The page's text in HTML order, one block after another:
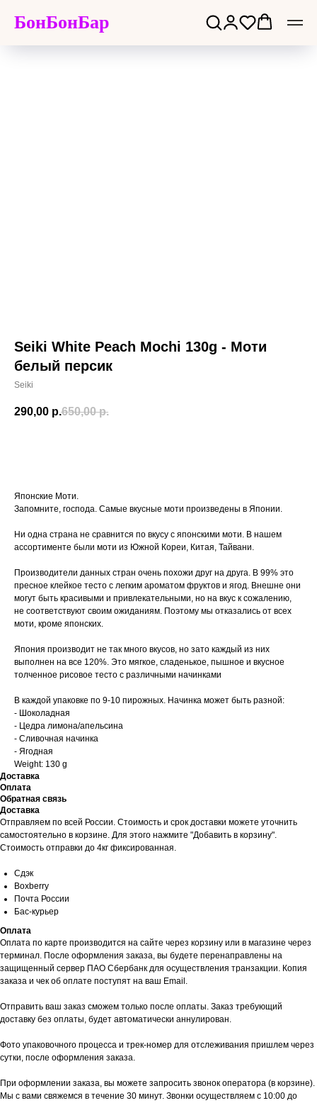
БонБонБар
Seiki White Peach Mochi 130g - Моти
белый персик
Seiki
290,00 р.650,00 р.
Японские Моти.
Запомните, господа. Самые вкусные моти произведены в Японии.
Ни одна страна не сравнится по вкусу с японскими моти. В нашем
ассортименте были моти из Южной Кореи, Китая, Тайвани.
Производители данных стран очень похожи друг на друга. В 99% это
пресное клейкое тесто с легким ароматом фруктов и ягод. Внешне они
могут быть красивыми и привлекательными, но на вкус к сожалению,
не соответствуют своим ожиданиям. Поэтому мы отказались от всех
моти, кроме японских.
Япония производит не так много вкусов, но зато каждый из них
выполнен на все 120%. Это мягкое, сладенькое, пышное и вкусное
толченное рисовое тесто с различными начинками
В каждой упаковке по 9-10 пирожных. Начинка может быть разной:
- Шоколадная
- Цедра лимона/апельсина
- Сливочная начинка
- Ягодная
Weight: 130 g
Доставка
Оплата
Обратная связь
Доставка
Отправляем по всей России. Стоимость и срок доставки можете уточнить
самостоятельно в корзине. Для этого нажмите "Добавить в корзину".
Стоимость отправки до 4кг фиксированная.
Сдэк
Boxberry
Почта России
Бас-курьер
Оплата
Оплата по карте производится на сайте через корзину или в магазине через
терминал. После оформления заказа, вы будете перенаправлены на
защищенный сервер ПАО Сбербанк для осуществления транзакции. Копия
заказа и чек об оплате поступят на ваш Email.
Отправить ваш заказ сможем только после оплаты. Заказ требующий
доставку без оплаты, будет автоматически аннулирован.
Фото упаковочного процесса и трек-номер для отслеживания пришлем через
сутки, после оформления заказа.
При оформлении заказа, вы можете запросить звонок оператора (в корзине).
Мы с вами свяжемся в течение 30 минут. Звонки осуществляем с 10:00 до